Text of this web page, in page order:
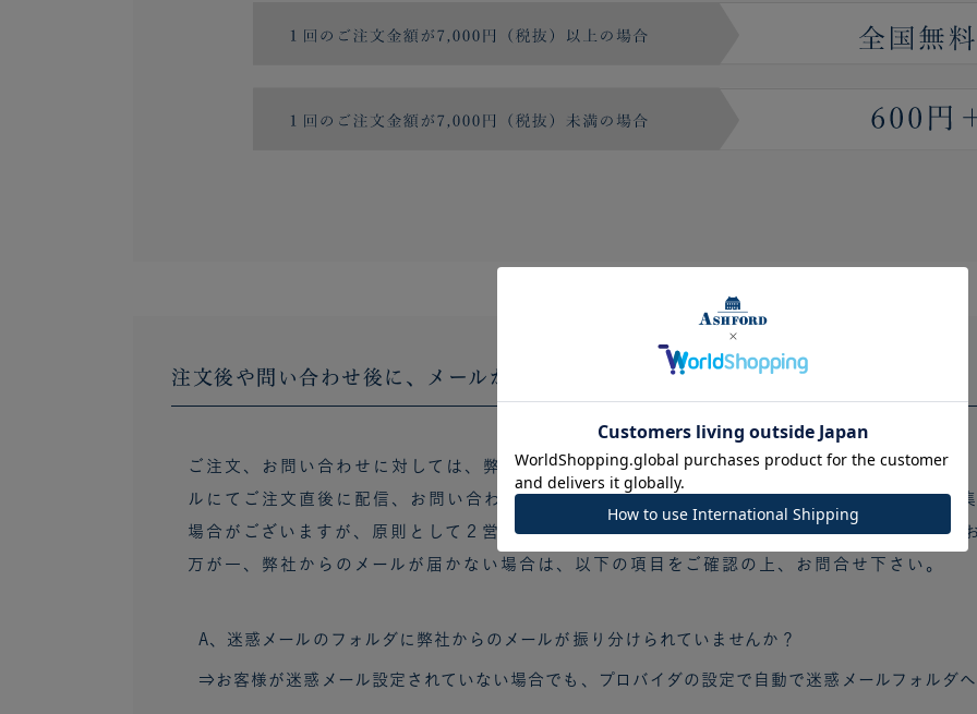
注文後や問い合わせ後に、メールが届かない場合はどうすればいいですか？
ご注文、お問い合わせに対しては、弊社より必ずメールにてご連絡させていただいております
ルにてご注文直後に配信、お問い合わせにつきましては、11～1月などの繁忙期は、ご注文の
場合がございますが、原則として２営業日以内（土日祝日は定休につき除く）には、ご返信を
万が一、弊社からのメールが届かない場合は、以下の項目をご確認の上、お問合せ下さい。
A、迷惑メールのフォルダに弊社からのメールが振り分けられていませんか？
⇒お客様が迷惑メール設定されていない場合でも、プロバイダの設定で自動で迷惑メールフォルダへ